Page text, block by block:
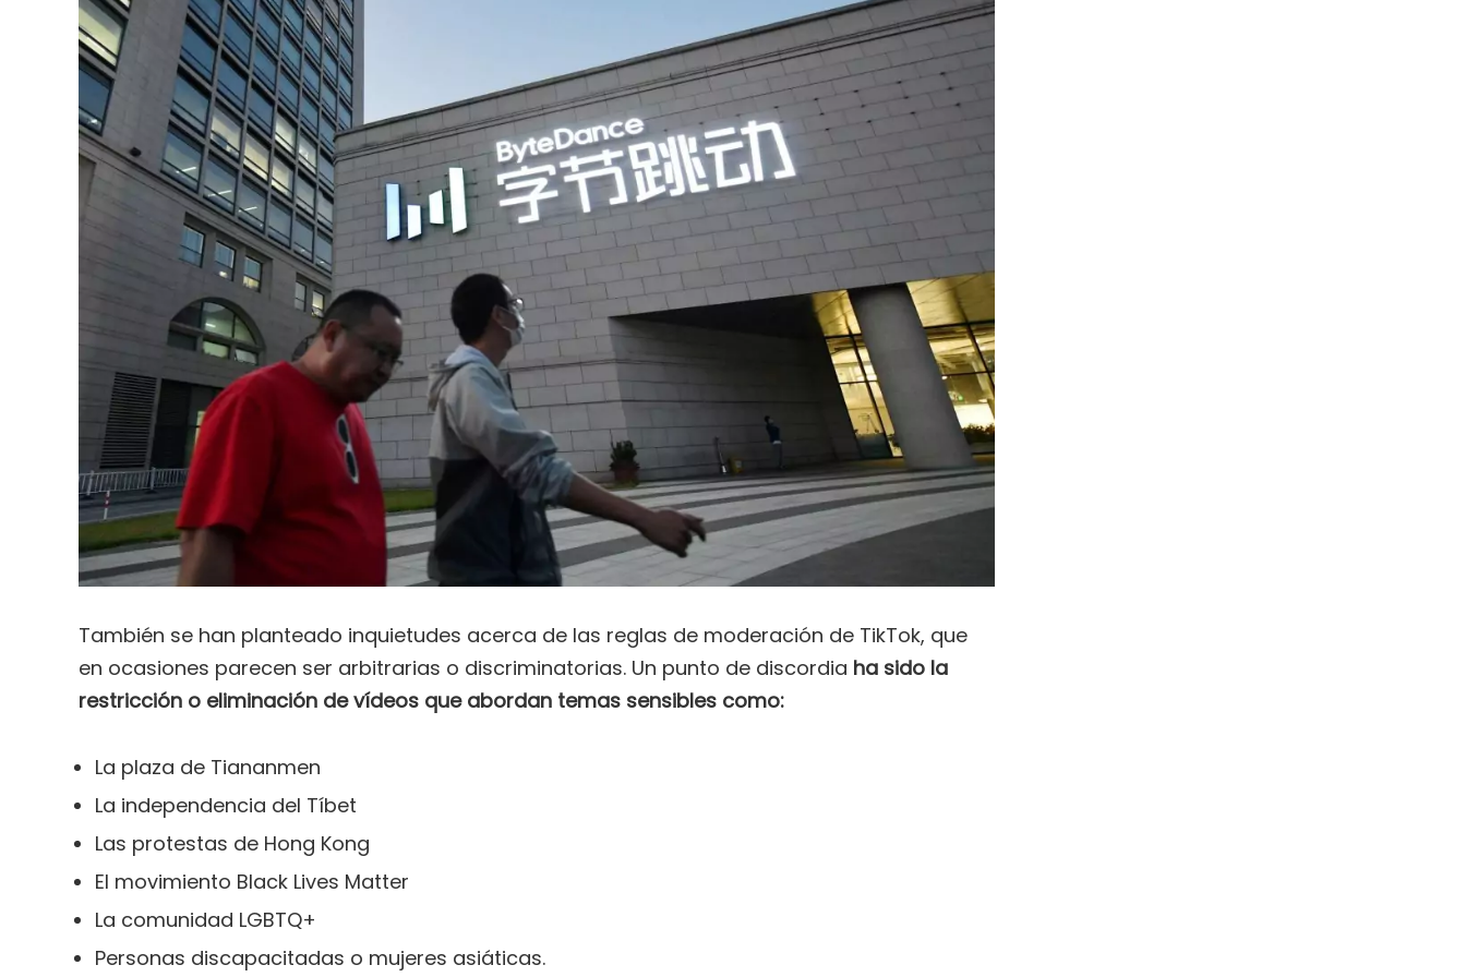
También se han planteado inquietudes acerca de las reglas de moderación de TikTok, que
en ocasiones parecen ser arbitrarias o discriminatorias. Un punto de discordia ha sido la
restricción o eliminación de vídeos que abordan temas sensibles como:
La plaza de Tiananmen
La independencia del Tíbet
Las protestas de Hong Kong
El movimiento Black Lives Matter
La comunidad LGBTQ+
Personas discapacitadas o mujeres asiáticas.